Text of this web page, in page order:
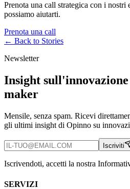
Prenota una call strategica con i nostri
possiamo aiutarti.
Prenota una call
← Back to Stories
Newsletter
Insight
maker
Mensile, senza spam. Ricevi
gli ultimi insight di Opinno su
Iscriviti
Iscrivendoti, accetti la nostra
SERVIZI